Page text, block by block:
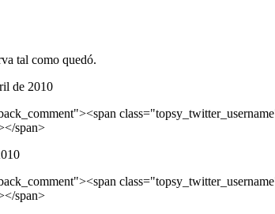
tal como quedó.
de 2010
span>
span>